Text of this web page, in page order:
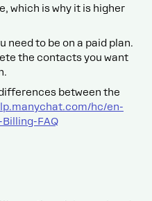
which is why it is higher
need to be on a paid plan.
the contacts you want
between the
hc/en-
FAQ